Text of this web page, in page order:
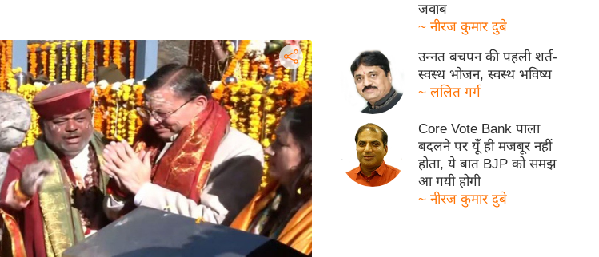
जवाब
~ नीरज कुमार दुबे
उन्नत बचपन की पहली शर्त-
स्वस्थ भोजन, स्वस्थ भविष्य
~ ललित गर्ग
Core Vote Bank पाला
बदलने पर यूँ ही मजबूर नहीं
होता, ये बात BJP को समझ
आ गयी होगी
~ नीरज कुमार दुबे